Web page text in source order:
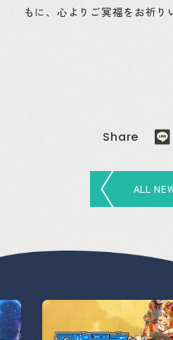
もに、心よりご冥福をお祈り
Share
ALL